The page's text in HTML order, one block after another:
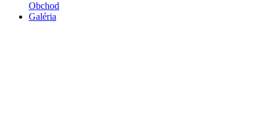
Obchod
Galéria